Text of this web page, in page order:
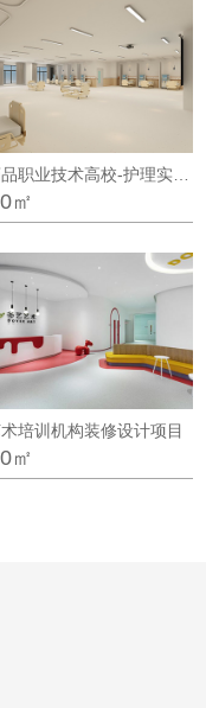
食品药品职业技术高校-护理实训中心设计方案
㎡
培训机构装修设计项目
㎡